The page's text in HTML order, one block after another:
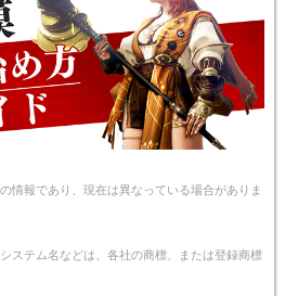
情報であり、現在は異なっている場合がありま
ステム名などは、各社の商標、または登録商標